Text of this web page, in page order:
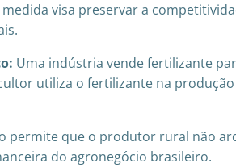
medida visa preservar a
Uma indústria vende fertilizante
utiliza o fertilizante na
permite que o produtor rural não
do agronegócio brasileiro.